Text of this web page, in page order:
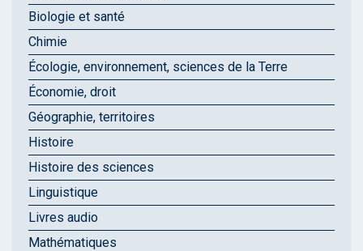
Biologie et santé
Chimie
Écologie, environnement, sciences de la Terre
Économie, droit
Géographie, territoires
Histoire
Histoire des sciences
Linguistique
Livres audio
Mathématiques